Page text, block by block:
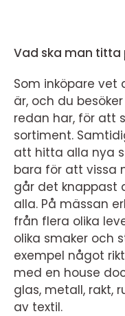
Vad ska man titta
Som inköpare vet
är, och du
redan har, för att
sortiment.
att hitta alla nya
bara för att vissa
går det knappast
alla. På mässan
från flera olika
olika smaker och
exempel något
med en house
glas, metall, rakt,
av textil.